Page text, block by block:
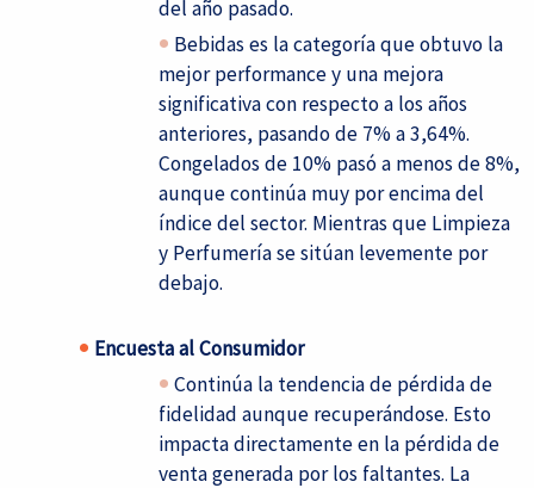
del año pasado.
Bebidas es la categoría que obtuvo la
mejor performance y una mejora
significativa con respecto a los años
anteriores, pasando de 7% a 3,64%.
Congelados de 10% pasó a menos de 8%,
aunque continúa muy por encima del
índice del sector. Mientras que Limpieza
y Perfumería se sitúan levemente por
debajo.
Encuesta al Consumidor
Continúa la tendencia de pérdida de
fidelidad aunque recuperándose. Esto
impacta directamente en la pérdida de
venta generada por los faltantes. La